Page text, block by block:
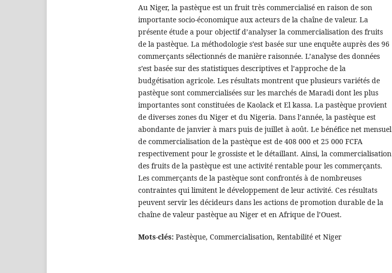
Au Niger, la pastèque est un fruit très commercialisé en raison de son
importante socio-économique aux acteurs de la chaîne de valeur. La
présente étude a pour objectif d’analyser la commercialisation des fruits
de la pastèque. La méthodologie s’est basée sur une enquête auprès des 96
commerçants sélectionnés de manière raisonnée. L’analyse des données
s’est basée sur des statistiques descriptives et l’approche de la
budgétisation agricole. Les résultats montrent que plusieurs variétés de
pastèque sont commercialisées sur les marchés de Maradi dont les plus
importantes sont constituées de Kaolack et El kassa. La pastèque provient
de diverses zones du Niger et du Nigeria. Dans l’année, la pastèque est
abondante de janvier à mars puis de juillet à août. Le bénéfice net mensuel
de commercialisation de la pastèque est de 408 000 et 25 000 FCFA
respectivement pour le grossiste et le détaillant. Ainsi, la commercialisation
des fruits de la pastèque est une activité rentable pour les commerçants.
Les commerçants de la pastèque sont confrontés à de nombreuses
contraintes qui limitent le développement de leur activité. Ces résultats
peuvent servir les décideurs dans les actions de promotion durable de la
chaîne de valeur pastèque au Niger et en Afrique de l’Ouest.
Mots-clés: Pastèque, Commercialisation, Rentabilité et Niger